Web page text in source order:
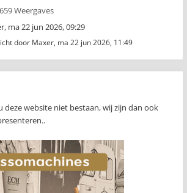
Weergaves
, ma 22 jun 2026, 09:29
door Maxer, ma 22 jun 2026, 11:49
deze website niet bestaan, wij zijn dan ook